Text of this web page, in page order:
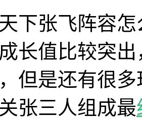
下张飞阵容
长值比较突
但是还有很
张三人组成最